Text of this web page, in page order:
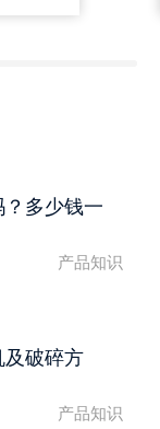
多少钱一
产品知识
破碎方
产品知识